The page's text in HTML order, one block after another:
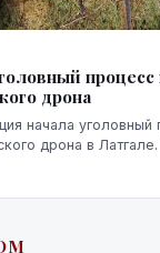
процесс
дрона
начала уголовный
дрона в Латгале.